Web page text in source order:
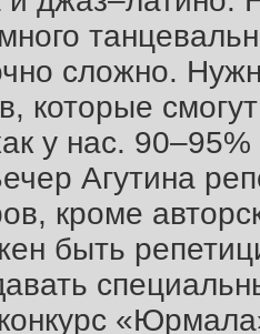
сложно.
которые
у нас.
Агутина
кроме
быть